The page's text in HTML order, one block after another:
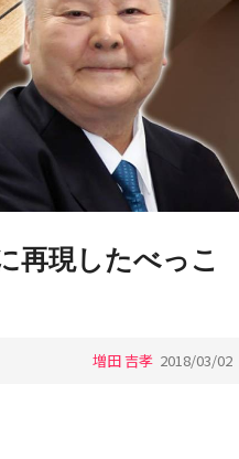
再現したべっこ
増田 吉孝 2018/03/02